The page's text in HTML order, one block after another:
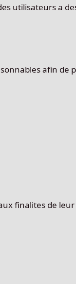
utilisateurs a
afin de
finalites de